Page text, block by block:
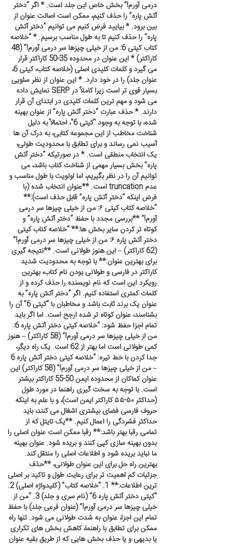
درمی آورم!” بخش خاص این جلد است. * اگر “دختر
آتش پاره” را حذف کنیم، ممکن است اصالت عنوان از
بین برود. * بیایید فرض کنیم می توانیم “دختر آتش
پاره” را حذف کنیم تا به طول مناسب برسیم. * “خلاصه
کتاب کیتی 6: من از خیلی چیزها سر درمی آورم!” (48
کاراکتر) * این عنوان در محدوده 35-50 کاراکتر قرار
می گیرد و کلمات کلیدی اصلی (خلاصه کتاب، کیتی 6،
عنوان جلد) را در خود دارد. * این عنوان از نظر سئویی
بسیار قوی تر است زیرا کاملاً در SERP نمایش داده
می شود و مهم ترین کلمات کلیدی در ابتدای آن قرار
دارند. * حذف عبارت “دختر آتش پاره” از عنوان بهینه
شده، با توجه به وجود “کیتی 6″، احتمالاً به دلیل
شناخت مخاطب از این مجموعه کتابی، به درک آن ها
آسیب نمی رساند و برای تطابق با محدودیت طولی،
یک انتخاب منطقی است. * در صورتیکه “دختر آتش
پاره” بخش بسیار مهمی از شناخت کتاب باشد، می
توانیم آن را در نظر بگیریم، اما اولویت با طول مناسب و
عدم truncation است. **عنوان انتخاب شده (با
فرض اینکه “دختر آتش پاره” قابل حذف است):**
“خلاصه کتاب کیتی ۶: من از خیلی چیزها سر درمی
آورم!” **بررسی مجدد با حفظ “دختر آتش پاره” و
کوتاه تر کردن سایر بخش ها:** “خلاصه کتاب کیتی
دختر آتش پاره ۶: من از خیلی چیزها سر درمی آورم!”
(62 کاراکتر) – این هنوز طولانی است. **نتیجه گیری
برای بهترین عنوان:** با توجه به محدودیت شدید
کاراکتر در فارسی و طولانی بودن نام کتاب، بهترین
رویکرد این است که نام نویسنده را حذف کرده و از
کلمات کمتری استفاده کنیم. اگر “دختر آتش پاره” به
عنوان یک برند ثابت باشد و مخاطبان با “کیتی 6” آن را
بشناسند، عنوان کوتاه تر شده ارجح است. اما اگر باید
تمام اجزا حفظ شود: “خلاصه کیتی دختر آتش پاره 6:
من از خیلی چیزها سر درمی آورم!” (58 کاراکتر) – هنوز
کمی طولانی است اما بهتر از 62 است. یک راه دیگر،
جدا کردن با خط تیره: “خلاصه کیتی دختر آتش پاره 6
– من از خیلی چیزها سر درمی آورم!” (58 کاراکتر) این
عنوان کماکان از محدوده ایمن 50-55 کاراکتر بیشتر
است. با توجه به سخت گیری راهنما در مورد طول
(حداکثر ۵۰-۵۵ کاراکتر ایمن است)، و با علم به اینکه
حروف فارسی فضای بیشتری اشغال می کنند، باید
حداکثر فشردگی را اعمال کنیم. **یک تایتل که از
تمامی رقبا بهتر باشد:** رقبا ممکن است عنوان اصلی را
بدون بهینه سازی کپی کنند و بریده شود. عنوان بهینه
ما نباید بریده شود و اطلاعات اصلی را منتقل کند.
بهترین راه حل برای این عنوان طولانی، **حذف
جزئیات کم اهمیت تر برای رعایت طول و تاکید بر اصلی
ترین اطلاعات:** 1. “خلاصه کتاب” (کلیدواژه اصلی) 2.
“کیتی دختر آتش پاره 6” (نام سری و جلد) 3. “من از
خیلی چیزها سر درمی آورم!” (عنوان فرعی جلد) با حفظ
تمام این اجزا، عنوان به شدت طولانی می شود. تنها راه
ممکن برای تطابق با راهنما، کاهش بخش های تکراری
یا بدیهی و یا حذف بخش هایی که از طریق بقیه عنوان